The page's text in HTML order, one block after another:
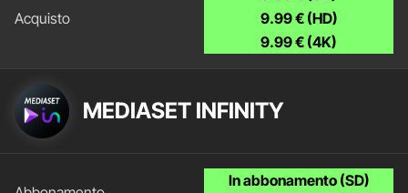
9.99 € (HD)
9.99 € (4K)
MEDIASET INFINITY
In abbonamento (SD)